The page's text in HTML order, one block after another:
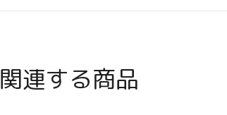
関連する商品